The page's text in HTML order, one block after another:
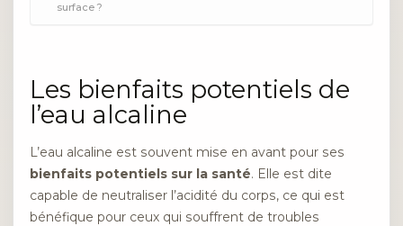
surface ?
Les bienfaits potentiels de
l’eau alcaline
L’eau alcaline est souvent mise en avant pour ses
bienfaits potentiels sur la santé. Elle est dite
capable de neutraliser l’acidité du corps, ce qui est
bénéfique pour ceux qui souffrent de troubles